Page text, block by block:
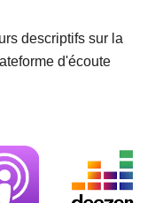
descriptifs sur la
d'écoute